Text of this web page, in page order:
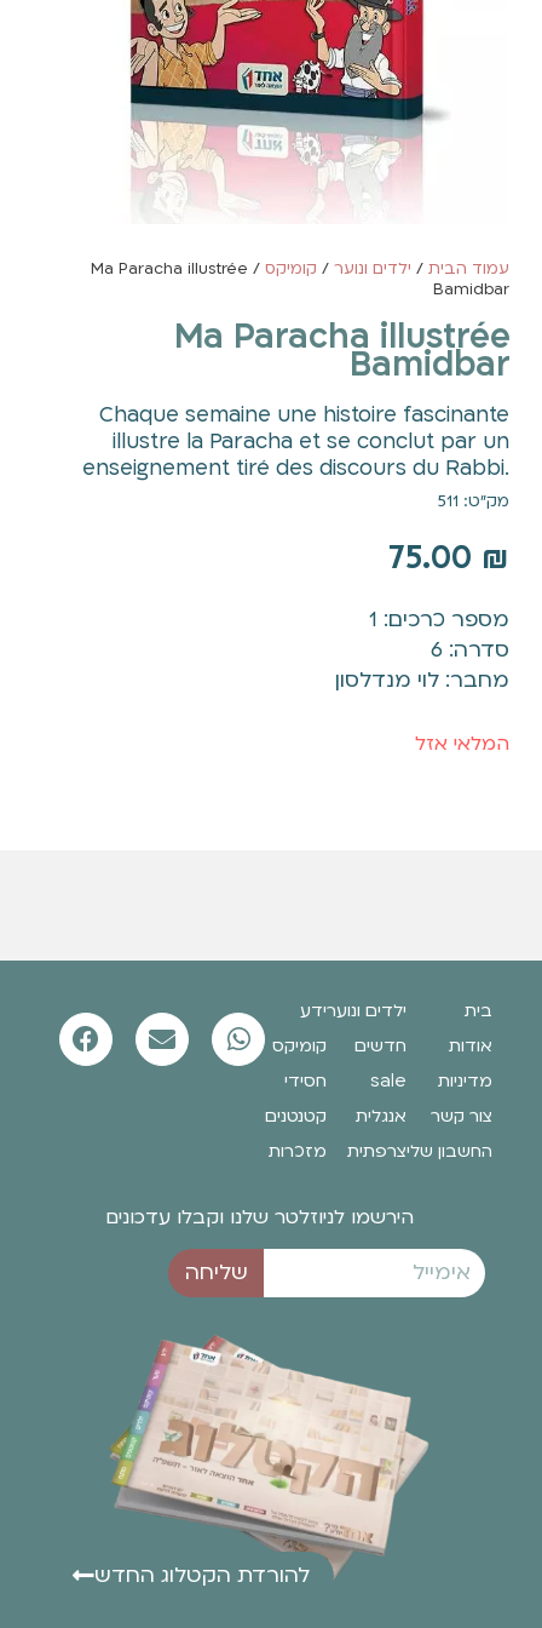
עמוד הבית/ ילדים ונוער/ קומיקס
/ Ma Paracha illustrée
Bamidbar
Ma Paracha illustrée
Bamidbar
Chaque semaine une histoire fascinante
illustre la Paracha et se conclut par un
enseignement tiré des discours du Rabbi.
מק"ט: 511
75.00 ₪
מספר כרכים: 1
סדרה: 6
מחבר: לוי מנדלסון
המלאי אזל
בית
אודות
מדיניות
צור קשר
החשבון שלי
ילדים ונוער
חדשים
sale
אנגלית
צרפתית
ידע
קומיקס
חסידי
קטנטנים
מזכרות
הירשמו לניוזלטר שלנו וקבלו עדכונים
שליחה
להורדת הקטלוג החדש